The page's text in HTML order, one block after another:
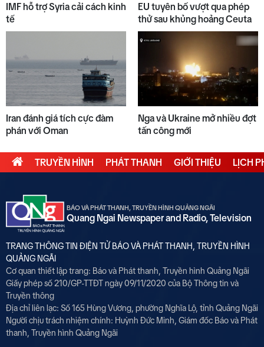
IMF hỗ trợ Syria cải cách kinh
tế
EU tuyên bố vượt qua phép
thử sau khủng hoảng Ceuta
Iran đánh giá tích cực đàm
phán với Oman
Nga và Ukraine mở nhiều đợt
tấn công mới
TRUYỀN HÌNH PHÁT THANH GIỚI THIỆU LỊCH
BÁO VÀ PHÁT THANH, TRUYỀN HÌNH QUẢNG NGÃI
Quang Ngai Newspaper and Radio, Television
TRANG THÔNG TIN ĐIỆN TỬ BÁO VÀ PHÁT THANH, TRUYỀN HÌNH
QUẢNG NGÃI
Cơ quan thiết lập trang: Báo và Phát thanh, Truyền hình Quảng Ngãi
Giấy phép số 210/GP-TTĐT ngày 09/11/2020 của Bộ Thông tin và
Truyền thông
Địa chỉ liên lạc: Số 165 Hùng Vương, phường Nghĩa Lộ, tỉnh Quảng Ngãi
Người chịu trách nhiệm chính: Huỳnh Đức Minh, Giám đốc Báo và Phát
thanh, Truyền hình Quảng Ngãi